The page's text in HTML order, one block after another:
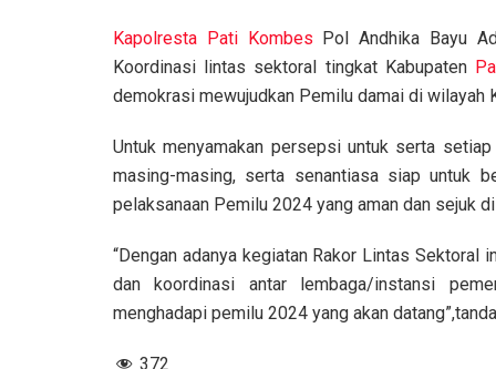
Kapolresta Pati Kombes Pol Andhika Bayu
Koordinasi lintas sektoral tingkat Kabupaten
demokrasi mewujudkan Pemilu damai di wilayah
Untuk menyamakan persepsi untuk serta
masing-masing, serta senantiasa siap untuk
pelaksanaan Pemilu 2024 yang aman dan sejuk
“Dengan adanya kegiatan Rakor Lintas Sektoral
dan koordinasi antar lembaga/instansi
menghadapi pemilu 2024 yang akan
372